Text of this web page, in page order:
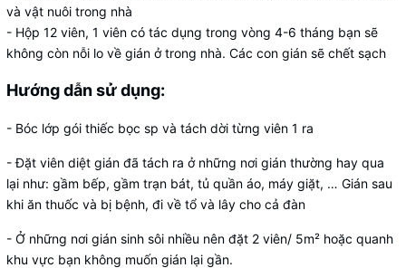
và vật nuôi trong nhà
- Hộp 12 viên, 1 viên có tác dụng trong vòng 4-6 tháng bạn sẽ
không còn nỗi lo về gián ở trong nhà. Các con gián sẽ chết sạch
Hướng dẫn sử dụng:
- Bóc lớp gói thiếc bọc sp và tách dời từng viên 1 ra
- Đặt viên diệt gián đã tách ra ở những nơi gián thường hay qua
lại như: gầm bếp, gầm trạn bát, tủ quần áo, máy giặt, … Gián sau
khi ăn thuốc và bị bệnh, đi về tổ và lây cho cả đàn
- Ở những nơi gián sinh sôi nhiều nên đặt 2 viên/ 5m² hoặc quanh
khu vực bạn không muốn gián lại gần.